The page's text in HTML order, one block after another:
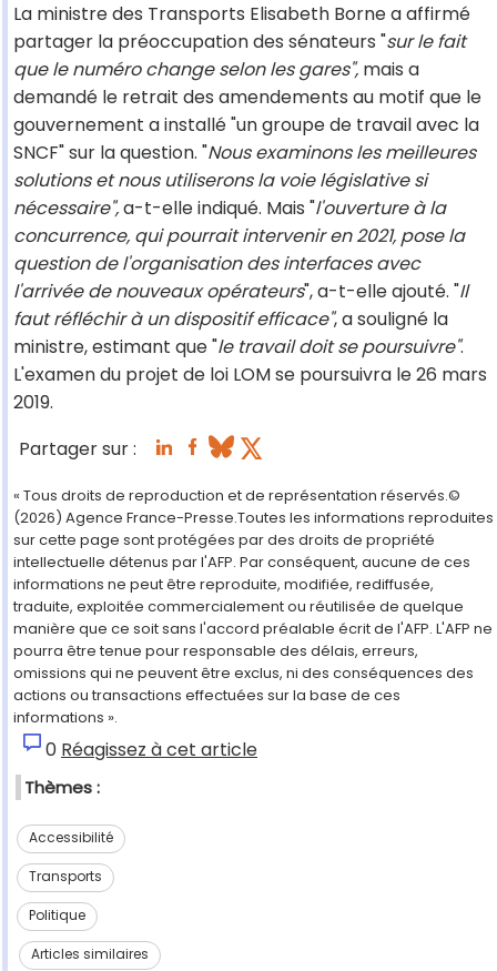
La ministre des Transports Elisabeth Borne a affirmé
partager la préoccupation des sénateurs "sur le fait
que le numéro change selon les gares", mais a
demandé le retrait des amendements au motif que le
gouvernement a installé "un groupe de travail avec la
SNCF" sur la question. "Nous examinons les meilleures
solutions et nous utiliserons la voie législative si
nécessaire",a-t-elle indiqué. Mais "l'ouverture à la
concurrence, qui pourrait intervenir en 2021, pose la
question de l'organisation des interfaces avec
l'arrivée de nouveaux opérateurs", a-t-elle ajouté. "Il
faut réfléchir à un dispositif efficace", a souligné la
ministre, estimant que "le travail doit se poursuivre".
L'examen du projet de loi LOM se poursuivra le 26 mars
2019.
Partager sur :
« Tous droits de reproduction et de représentation réservés.©
(2026) Agence France-Presse.Toutes les informations reproduites
sur cette page sont protégées par des droits de propriété
intellectuelle détenus par l'AFP. Par conséquent, aucune de ces
informations ne peut être reproduite, modifiée, rediffusée,
traduite, exploitée commercialement ou réutilisée de quelque
manière que ce soit sans l'accord préalable écrit de l'AFP. L'AFP ne
pourra être tenue pour responsable des délais, erreurs,
omissions qui ne peuvent être exclus, ni des conséquences des
actions ou transactions effectuées sur la base de ces
informations ».
0 Réagissez à cet article
Thèmes :
Accessibilité
Transports
Politique
Articles similaires